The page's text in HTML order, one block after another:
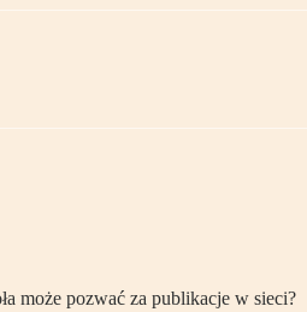
może pozwać za publikacje w sieci?